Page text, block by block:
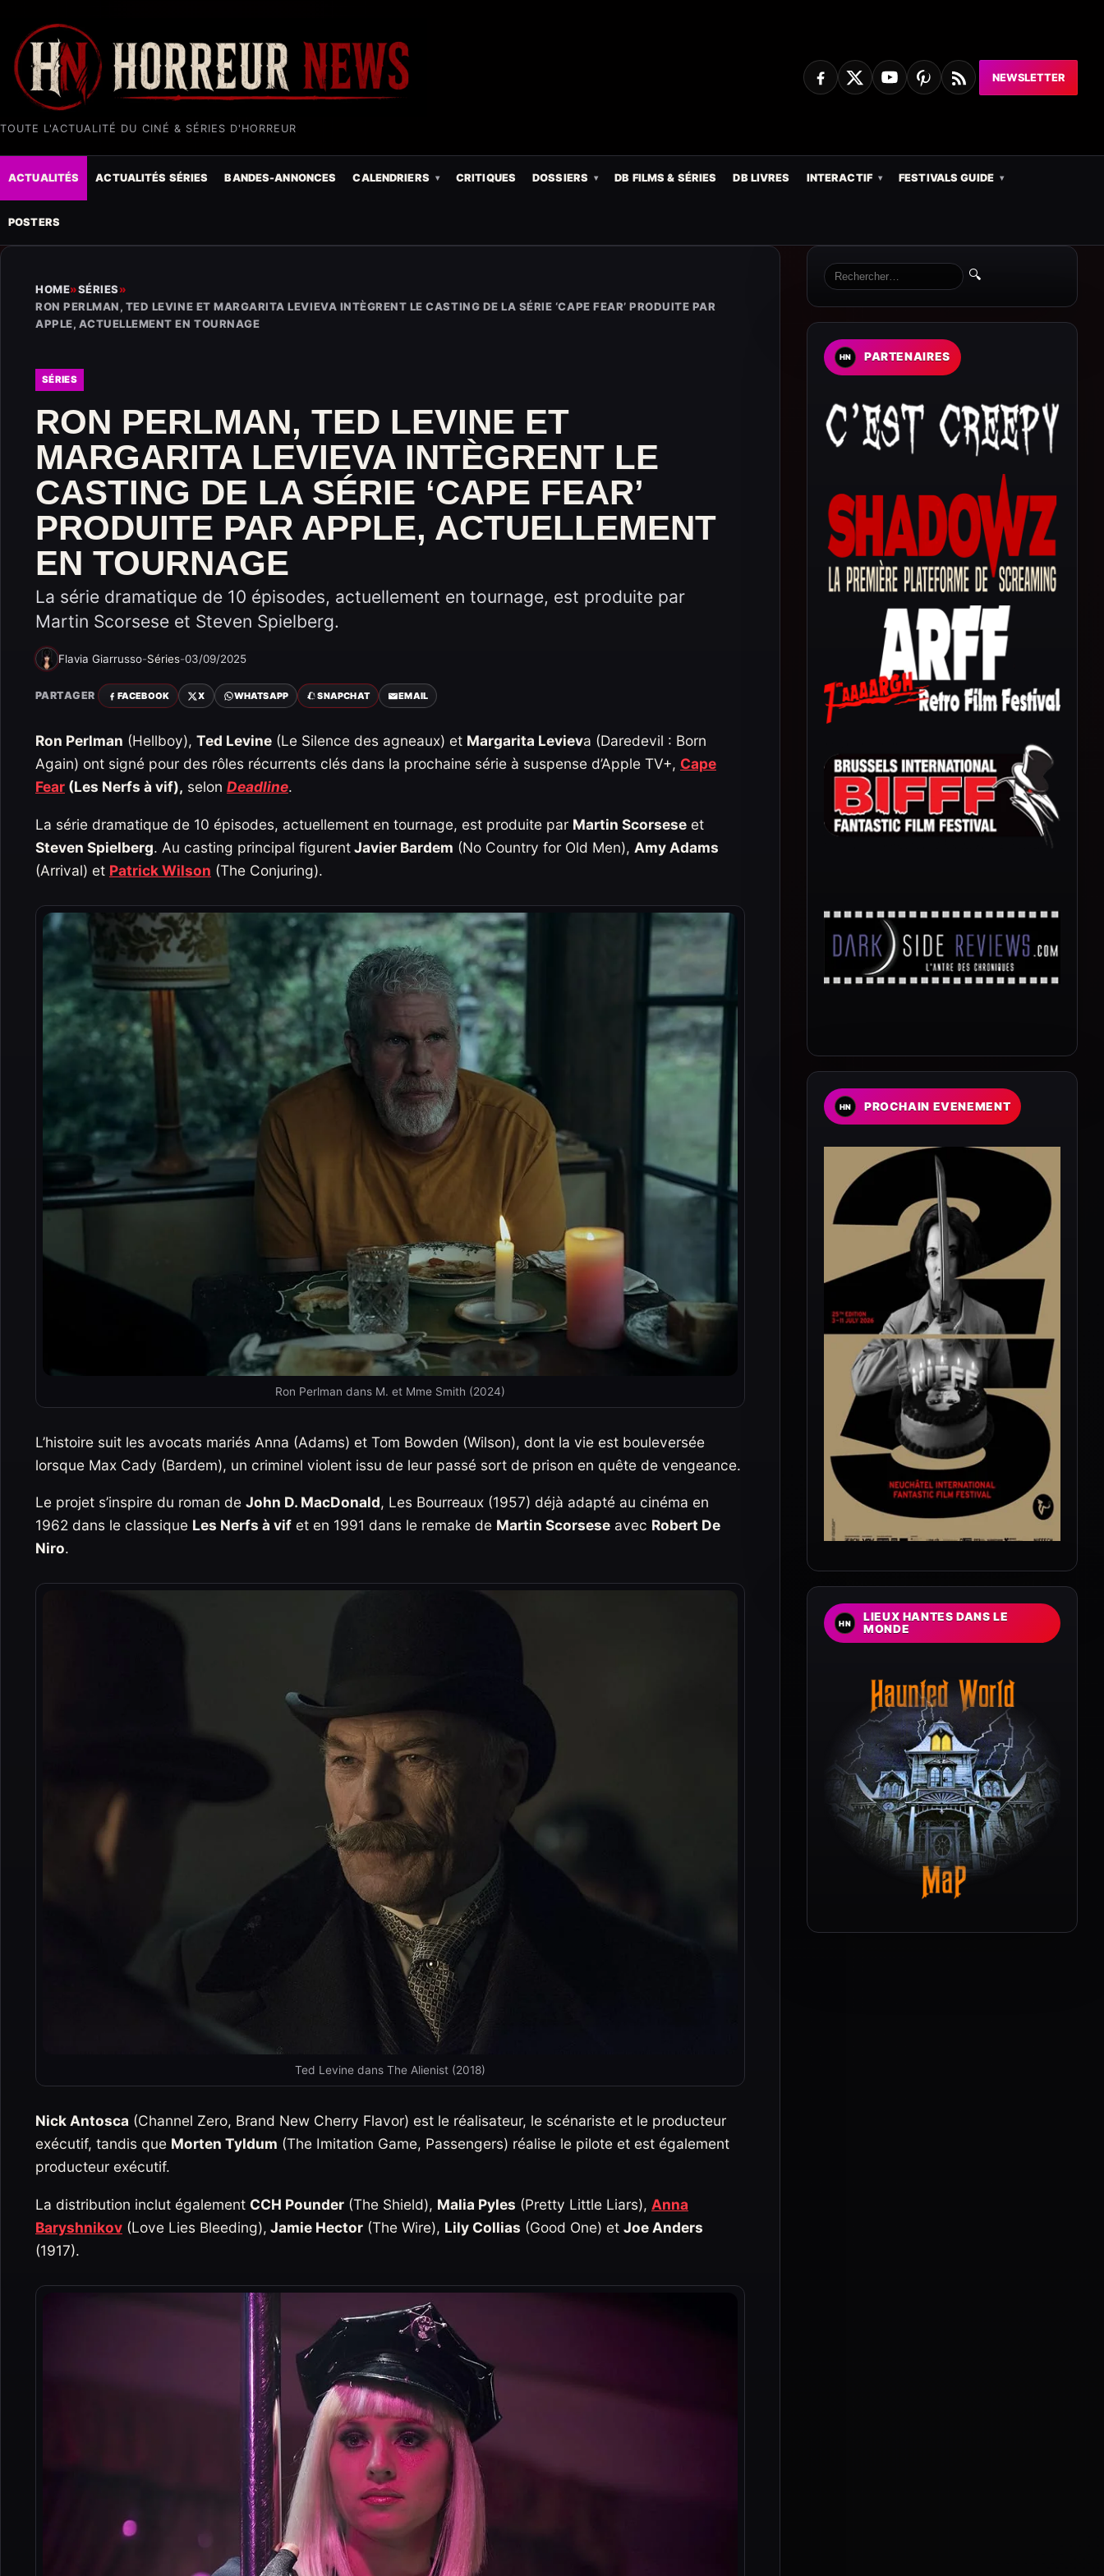
TOUTE L'ACTUALITÉ DU CINÉ & SÉRIES D'HORREUR
NEWSLETTER
ACTUALITÉS ACTUALITÉS SÉRIES BANDES-ANNONCES CALENDRIERS CRITIQUES DOSSIERS DB FILMS & SÉRIES DB LIVRES INTERACTIF FESTIVALS GUIDE
POSTERS
HOME»SÉRIES»
RON PERLMAN, TED LEVINE ET MARGARITA LEVIEVA INTÈGRENT LE CASTING DE LA SÉRIE ‘CAPE FEAR’ PRODUITE PAR
APPLE, ACTUELLEMENT EN TOURNAGE
SÉRIES
RON PERLMAN, TED LEVINE ET
MARGARITA LEVIEVA INTÈGRENT LE
CASTING DE LA SÉRIE ‘CAPE FEAR’
PRODUITE PAR APPLE, ACTUELLEMENT
EN TOURNAGE
La série dramatique de 10 épisodes, actuellement en tournage, est produite par
Martin Scorsese et Steven Spielberg.
Flavia Giarrusso-Séries-03/09/2025
PARTAGER FACEBOOK X WHATSAPP SNAPCHAT EMAIL
Ron Perlman (Hellboy), Ted Levine (Le Silence des agneaux) et Margarita Levieva (Daredevil : Born
Again) ont signé pour des rôles récurrents clés dans la prochaine série à suspense d’Apple TV+, Cape
Fear (Les Nerfs à vif), selon Deadline.
La série dramatique de 10 épisodes, actuellement en tournage, est produite par Martin Scorsese et
Steven Spielberg. Au casting principal figurentJavier Bardem (No Country for Old Men), Amy Adams
(Arrival) et Patrick Wilson (The Conjuring).
Ron Perlman dans M. et Mme Smith (2024)
L’histoire suit les avocats mariés Anna (Adams) et Tom Bowden (Wilson), dont la vie est bouleversée
lorsque Max Cady (Bardem), un criminel violent issu de leur passé sort de prison en quête de vengeance.
Le projet s’inspire du roman de John D. MacDonald, Les Bourreaux (1957) déjà adapté au cinéma en
1962 dans le classique Les Nerfs à vif et en 1991 dans le remake de Martin Scorsese avec Robert De
Niro.
Ted Levine dans The Alienist (2018)
Nick Antosca (Channel Zero, Brand New Cherry Flavor) est le réalisateur, le scénariste et le producteur
exécutif, tandis que Morten Tyldum (The Imitation Game, Passengers) réalise le pilote et est également
producteur exécutif.
La distribution inclut également CCH Pounder (The Shield), Malia Pyles (Pretty Little Liars), Anna
Baryshnikov (Love Lies Bleeding), Jamie Hector (The Wire), Lily Collias (Good One) et Joe Anders
(1917).
🔍
PARTENAIRES
PROCHAIN EVENEMENT
LIEUX HANTES DANS LE
MONDE